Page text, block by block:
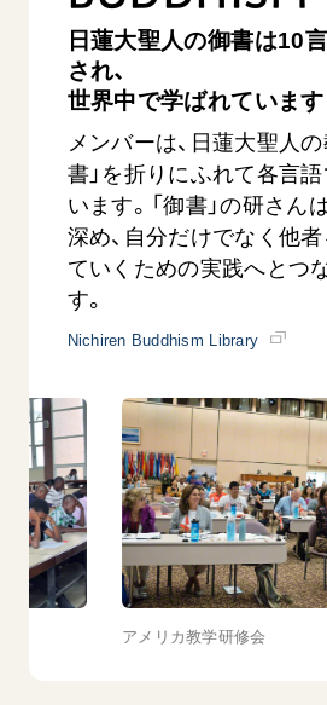
アメリカ教学研修会
日蓮大聖人の御書は10
され、
世界中で学ばれています
メンバーは、日蓮大聖人
書」を折りにふれて各言
います。「御書」の研さん
深め、自分だけでなく他
ていくための実践へとつ
す。
Nichiren Buddhism Library